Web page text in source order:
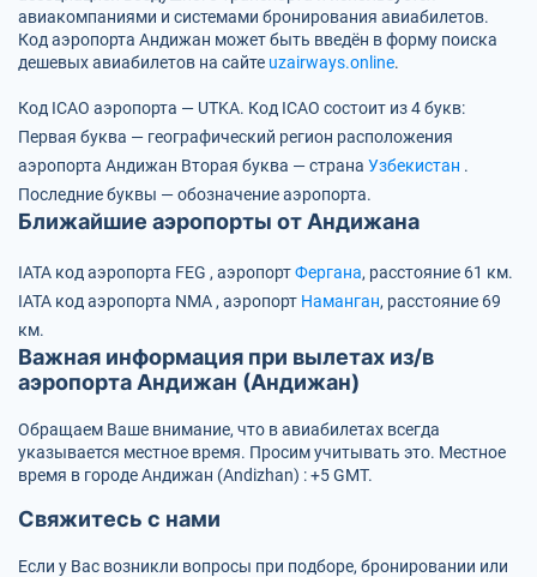
авиакомпаниями и системами бронирования авиабилетов.
Код аэропорта Андижан может быть введён в форму поиска
дешевых авиабилетов на сайте uzairways.online.
Код ICAO аэропорта — UTKA. Код ICAO состоит из 4 букв:
Первая буква — географический регион расположения
аэропорта Андижан Вторая буква — страна Узбекистан .
Последние буквы — обозначение аэропорта.
Ближайшие аэропорты от Андижана
IATA код аэропорта FEG , аэропортФергана, расстояние 61 км.
IATA код аэропорта NMA , аэропорт Наманган, расстояние 69
км.
Важная информация при вылетах из/в
аэропорта Андижан (Андижан)
Обращаем Ваше внимание, что в авиабилетах всегда
указывается местное время. Просим учитывать это. Местное
время в городе Андижан (Andizhan) : +5 GMT.
Свяжитесь с нами
Если у Вас возникли вопросы при подборе, бронировании или